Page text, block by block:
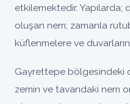
etkilemektedir. Yapılarda;
oluşan nem; zamanla
küflenmelere ve
Gayrettepe bölgesindeki
zemin ve tavandaki nem